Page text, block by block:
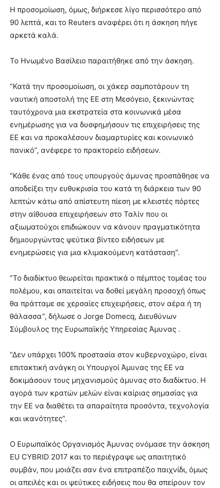
Η προσομοίωση, όμως, διήρκεσε λίγο περισσότερο από
90 λεπτά, και το Reuters αναφέρει ότι η άσκηση πήγε
αρκετά καλά.
Το Ηνωμένο Βασίλειο παραιτήθηκε από την άσκηση.
“Κατά την προσομοίωση, οι χάκερ σαμποτάρουν τη
ναυτική αποστολή της ΕΕ στη Μεσόγειο, ξεκινώντας
ταυτόχρονα μια εκστρατεία στα κοινωνικά μέσα
ενημέρωσης για να δυσφημήσουν τις επιχειρήσεις της
ΕΕ και να προκαλέσουν διαμαρτυρίες και κοινωνικό
πανικό”, ανέφερε το πρακτορείο ειδήσεων.
“Κάθε ένας από τους υπουργούς άμυνας προσπάθησε να
αποδείξει την ευθυκρισία του κατά τη διάρκεια των 90
λεπτών κάτω από απίστευτη πίεση με κλειστές πόρτες
στην αίθουσα επιχειρήσεων στο Ταλίν που οι
αξιωματούχοι επιδιώκουν να κάνουν πραγματικότητα
δημιουργώντας ψεύτικα βίντεο ειδήσεων με
ενημερώσεις για μια κλιμακούμενη κατάσταση”.
“Το διαδίκτυο θεωρείται πρακτικά ο πέμπτος τομέας του
πολέμου, και απαιτείται να δοθεί μεγάλη προσοχή όπως
θα πράτταμε σε χερσαίες επιχειρήσεις, στον αέρα ή τη
θάλασσα”, δήλωσε ο Jorge Domecq, Διευθύνων
Σύμβουλος της Ευρωπαϊκής Υπηρεσίας Άμυνας .
“Δεν υπάρχει 100% προστασία στον κυβερνοχώρο, είναι
επιτακτική ανάγκη οι Υπουργοί Άμυνας της ΕΕ να
δοκιμάσουν τους μηχανισμούς άμυνας στο διαδίκτυο. Η
αγορά των κρατών μελών είναι καίριας σημασίας για
την ΕΕ να διαθέτει τα απαραίτητα προσόντα, τεχνολογία
και ικανότητες”.
Ο Ευρωπαϊκός Οργανισμός Άμυνας ονόμασε την άσκηση
EU CYBRID 2017 και το περιέγραψε ως απαιτητικό
συμβάν, που μοιάζει σαν ένα επιτραπέζιο παιχνίδι, όμως
οι απειλές και οι ψεύτικες ειδήσεις που θα σπείρουν τον